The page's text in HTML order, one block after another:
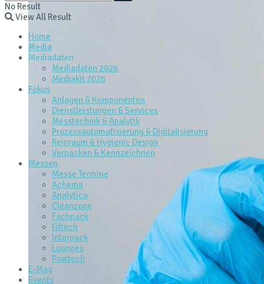
No Result
View All Result
Home
Media
Mediadaten
Mediadaten 2026
Mediakit 2026
Fokus
Anlagen & Komponenten
Dienstleistungen & Services
Messtechnik & Analytik
Prozessautomatisierung & Digitalisierung
Reinraum & Hygienic Design
Verpacken & Kennzeichnen
Messen
Messe Termine
Achema
Analytica
Cleanzone
Fachpack
Filtech
Interpack
Lounges
Powtech
E‑Mag
Events